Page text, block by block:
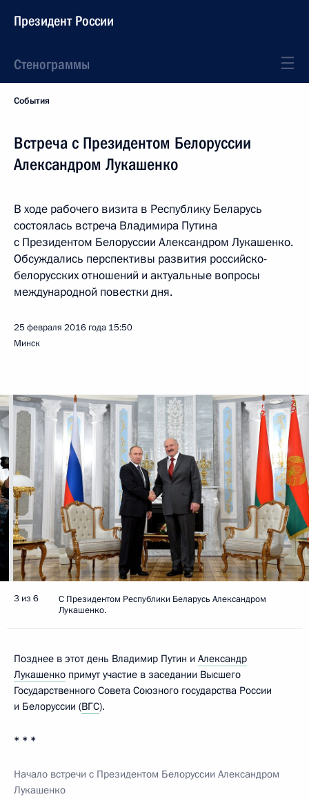
Президент России
Стенограммы
События
Встреча с Президентом Белоруссии
Александром Лукашенко
В ходе рабочего визита в Республику Беларусь
состоялась встреча Владимира Путина
с Президентом Белоруссии Александром Лукашенко.
Обсуждались перспективы развития российско-
белорусских отношений и актуальные вопросы
международной повестки дня.
25 февраля 2016 года 15:50
Минск
3 из 6
С Президентом Республики Беларусь Александром
Лукашенко.
Позднее в этот день Владимир Путин и Александр
Лукашенко примут участие в заседании Высшего
Государственного Совета Союзного государства России
и Белоруссии (ВГС).
* * *
Начало встречи с Президентом Белоруссии Александром
Лукашенко